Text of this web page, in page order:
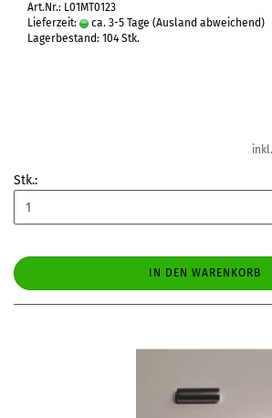
Art.Nr.: L01MT0123
Lieferzeit:
ca. 3-5 Tage (Ausland abweichend)
Lagerbestand: 104 Stk.
Stk.:
IN DEN WARENKORB